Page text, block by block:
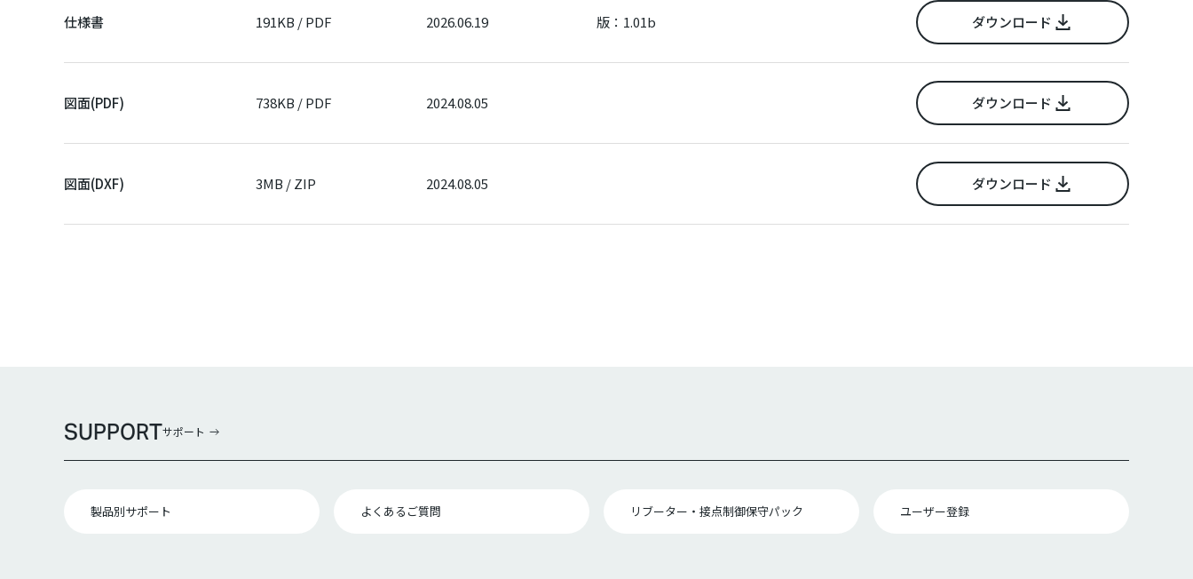
仕様書 191KB / PDF 2026.06.19 版：1.01b ダウンロード
図面(PDF) 738KB / PDF 2024.08.05 ダウンロード
図面(DXF) 3MB / ZIP 2024.08.05 ダウンロード
SUPPORTサポート
製品別サポート よくあるご質問 リブーター・接点制御保守パック ユーザー登録